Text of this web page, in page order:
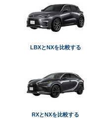
LBXとNXを比較する
RXとNXを比較する